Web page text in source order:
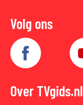
Volg ons
Over TVgids.nl